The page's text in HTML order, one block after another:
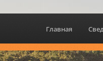
Главная